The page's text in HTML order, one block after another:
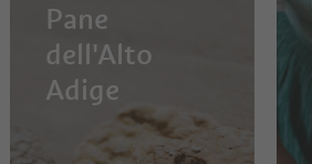
Pane
dell'Alto
Adige